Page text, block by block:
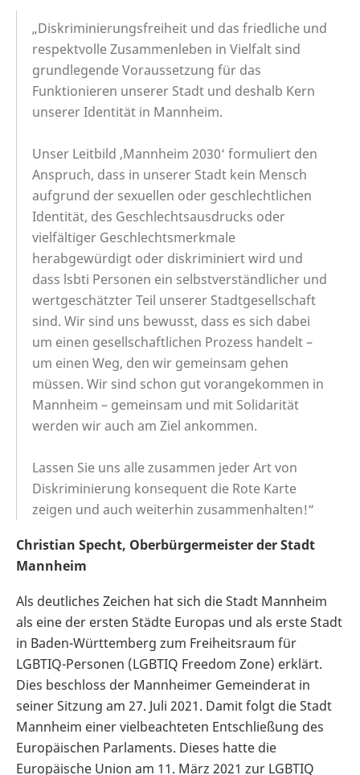
„Diskriminierungsfreiheit und das friedliche und
respektvolle Zusammenleben in Vielfalt sind
grundlegende Voraussetzung für das
Funktionieren unserer Stadt und deshalb Kern
unserer Identität in Mannheim.
Unser Leitbild ‚Mannheim 2030‘ formuliert den
Anspruch, dass in unserer Stadt kein Mensch
aufgrund der sexuellen oder geschlechtlichen
Identität, des Geschlechtsausdrucks oder
vielfältiger Geschlechtsmerkmale
herabgewürdigt oder diskriminiert wird und
dass lsbti Personen ein selbstverständlicher und
wertgeschätzter Teil unserer Stadtgesellschaft
sind. Wir sind uns bewusst, dass es sich dabei
um einen gesellschaftlichen Prozess handelt –
um einen Weg, den wir gemeinsam gehen
müssen. Wir sind schon gut vorangekommen in
Mannheim – gemeinsam und mit Solidarität
werden wir auch am Ziel ankommen.
Lassen Sie uns alle zusammen jeder Art von
Diskriminierung konsequent die Rote Karte
zeigen und auch weiterhin zusammenhalten!“
Christian Specht, Oberbürgermeister der Stadt
Mannheim
Als deutliches Zeichen hat sich die Stadt Mannheim
als eine der ersten Städte Europas und als erste Stadt
in Baden-Württemberg zum Freiheitsraum für
LGBTIQ-Personen (LGBTIQ Freedom Zone) erklärt.
Dies beschloss der Mannheimer Gemeinderat in
seiner Sitzung am 27. Juli 2021. Damit folgt die Stadt
Mannheim einer vielbeachteten Entschließung des
Europäischen Parlaments. Dieses hatte die
Europäische Union am 11. März 2021 zur LGBTIQ